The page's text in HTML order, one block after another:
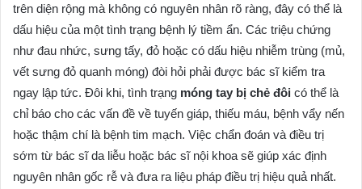
trên diện rộng mà không có nguyên nhân rõ ràng, đây có thể là
dấu hiệu của một tình trạng bệnh lý tiềm ẩn. Các triệu chứng
như đau nhức, sưng tấy, đỏ hoặc có dấu hiệu nhiễm trùng (mủ,
vết sưng đỏ quanh móng) đòi hỏi phải được bác sĩ kiểm tra
ngay lập tức. Đôi khi, tình trạng móng tay bị chẻ đôi có thể là
chỉ báo cho các vấn đề về tuyến giáp, thiếu máu, bệnh vẩy nến
hoặc thậm chí là bệnh tim mạch. Việc chẩn đoán và điều trị
sớm từ bác sĩ da liễu hoặc bác sĩ nội khoa sẽ giúp xác định
nguyên nhân gốc rễ và đưa ra liệu pháp điều trị hiệu quả nhất.